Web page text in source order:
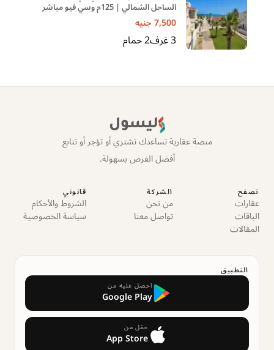
الساحل الشمالي | 125م وسي فيو مباشر
7,500جنيه
3غرف2حمام
ليسول
منصة عقارية تساعدك تشتري أو تؤجر أو تتابع
أفضل الفرص بسهولة.
تصفح
عقارات
الباقات
المقالات
الشركة
من نحن
تواصل معنا
قانوني
الشروط والأحكام
سياسة الخصوصية
التطبيق
احصل عليه من
Google Play
حمّل من
App Store